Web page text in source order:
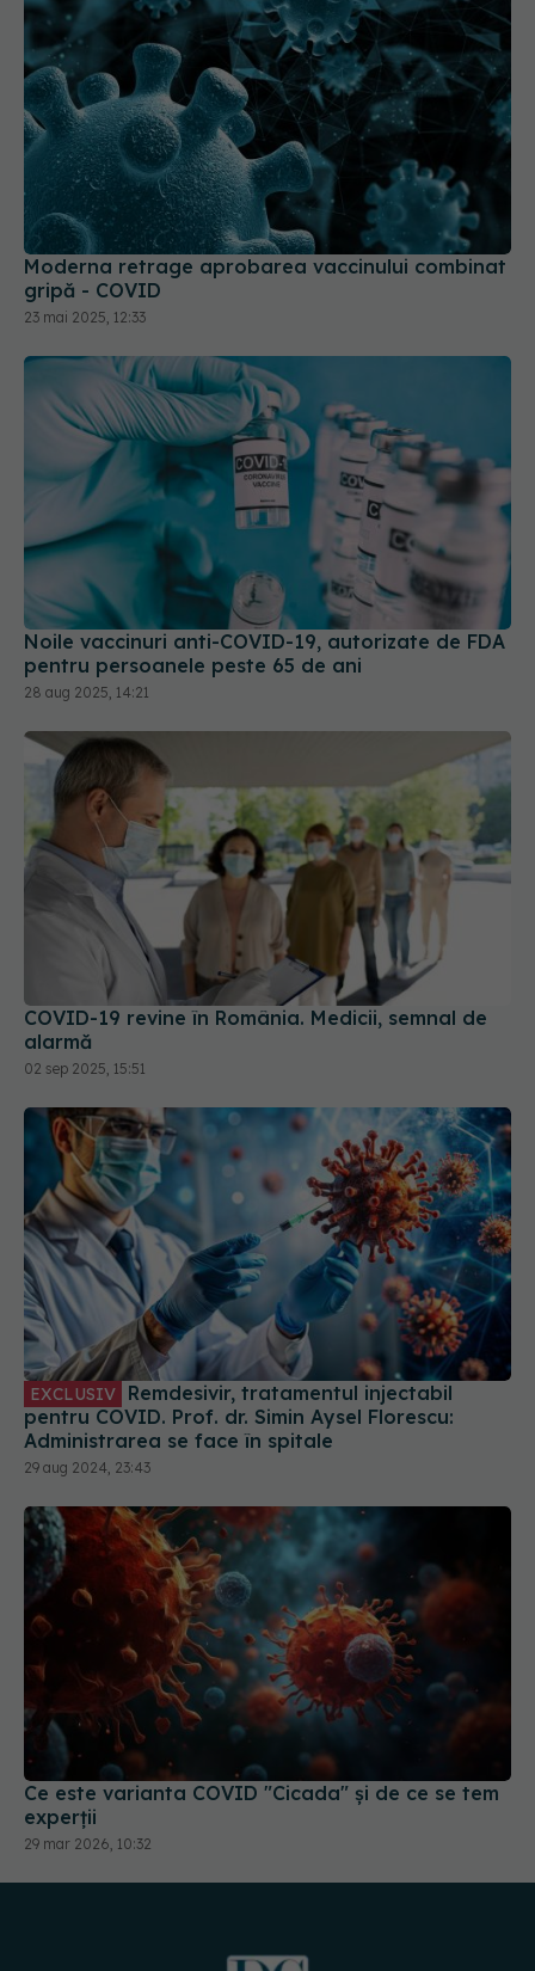
Moderna retrage aprobarea vaccinului combinat
gripă - COVID
23 mai 2025, 12:33
Noile vaccinuri anti-COVID-19, autorizate de FDA
pentru persoanele peste 65 de ani
28 aug 2025, 14:21
COVID-19 revine în România. Medicii, semnal de
alarmă
02 sep 2025, 15:51
EXCLUSIV
pentru COVID. Prof. dr. Simin Aysel Florescu:
Administrarea se face în spitale
29 aug 2024, 23:43
Ce este varianta COVID "Cicada" și de ce se tem
experții
29 mar 2026, 10:32